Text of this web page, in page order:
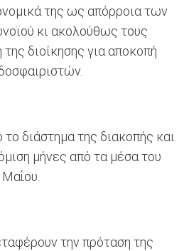
της ως απόρροια των
κι ακολούθως τους
διοίκησης για αποκοπή
διάστημα της διακοπής και
μήνες από τα μέσα του
την πρόταση της